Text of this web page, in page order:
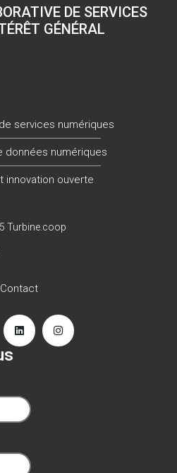
DE SERVICES
GÉNÉRAL
services numériques
données numériques
innovation ouverte
Turbine.coop
Contact